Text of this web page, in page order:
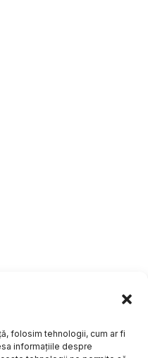
folosim tehnologii, cum ar fi
informațiile despre